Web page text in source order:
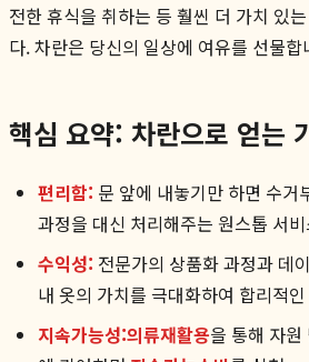
전한 휴식을 취하는 등 훨씬 더 가치 있
다. 차란은 당신의 일상에 여유를 선물합
핵심 요약: 차란으로 얻는
편리함: 문 앞에 내놓기만 하면 수거
과정을 대신 처리해주는 원스톱 서
수익성: 전문가의 상품화 과정과 데
내 옷의 가치를 극대화하여 합리적
지속가능성:의류재활용을 통해 자원